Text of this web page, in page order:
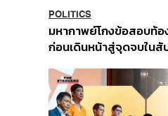
POLITICS
มหากาพย์โกงข้อสอบท้อ
ก่อนเดินหน้าสู่จุดจบในสั